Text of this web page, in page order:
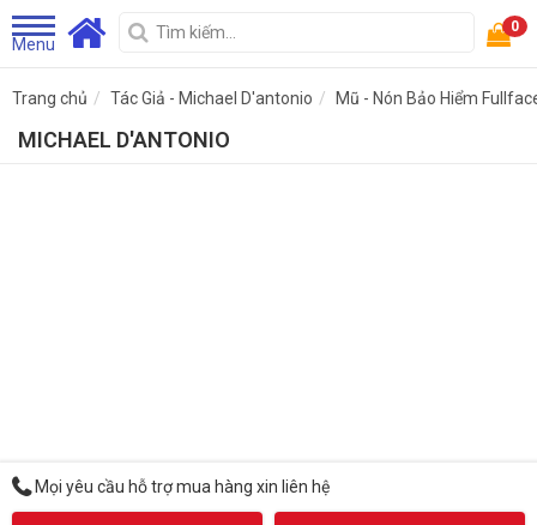
Menu
0
Trang chủ Tác Giả - Michael D'antonio Mũ - Nón Bảo Hiểm
MICHAEL D'ANTONIO
Mọi yêu cầu hỗ trợ mua hàng xin liên hệ